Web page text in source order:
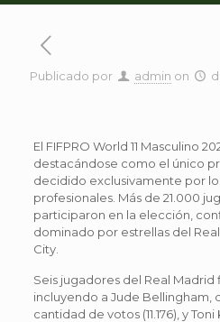
Publicado por admin on
El FIFPRO World 11 Masculino
destacándose como el único
decidido exclusivamente por
profesionales. Más de 21.000
participaron en la elección,
dominado por estrellas del
City.
Seis jugadores del Real Madrid
incluyendo a Jude Bellingham,
cantidad de votos (11.176), y